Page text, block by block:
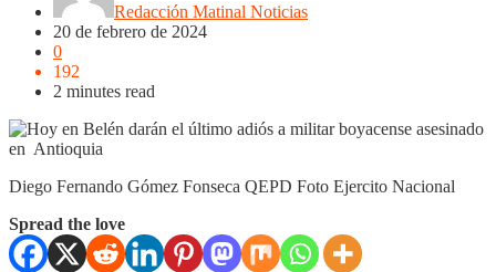
Redacción Matinal Noticias
20 de febrero de 2024
0
192
2 minutes read
Diego Fernando Gómez Fonseca QEPD Foto Ejercito Nacional
Spread the love